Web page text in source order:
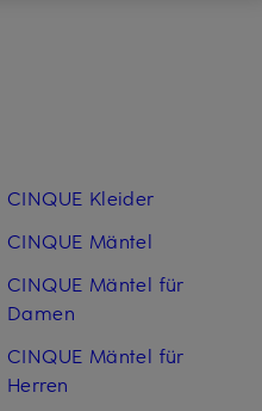
CINQUE Kleider
CINQUE Mäntel
CINQUE Mäntel für
Damen
CINQUE Mäntel für
Herren